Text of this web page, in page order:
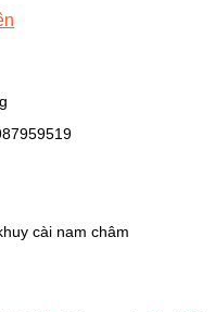
cài nam châm